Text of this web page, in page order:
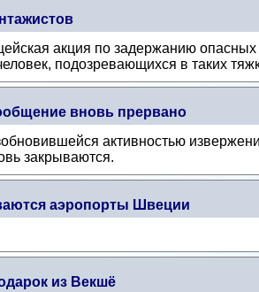
акция по задержанию
подозревающихся в таких
вновь прервано
активностью
закрываются.
аэропорты Швеции
из Векшё